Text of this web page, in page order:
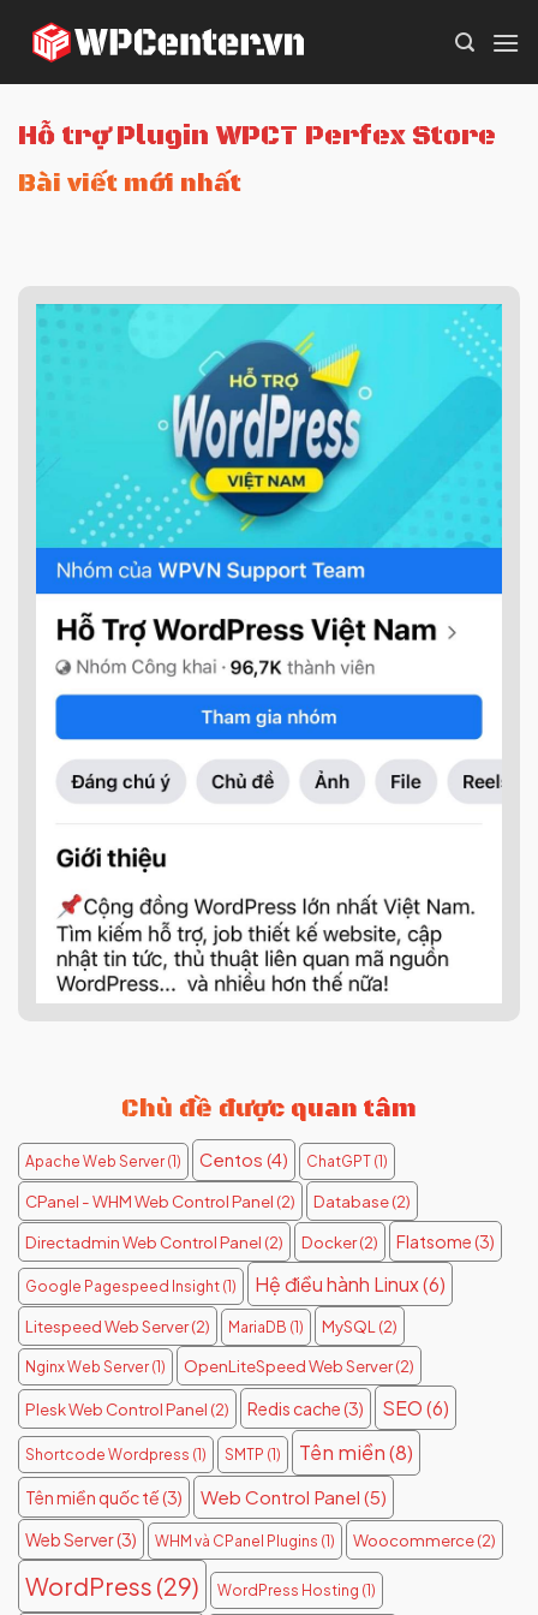
Hỗ trợ Plugin WPCT Perfex Store
Bài viết mới nhất
Chủ đề được quan tâm
Apache Web Server (1) Centos (4) ChatGPT (1)
CPanel - WHM Web Control Panel (2) Database(2)
Directadmin Web Control Panel (2) Docker(2) Flatsome(3)
Google Pagespeed Insight (1) Hệ điều hành Linux(6)
Litespeed Web Server(2) MariaDB (1) MySQL (2)
Nginx Web Server (1) OpenLiteSpeed Web Server(2)
Plesk Web Control Panel (2) Redis cache(3) SEO (6)
Shortcode Wordpress (1) SMTP (1) Tên miền(8)
Tên miền quốc tế(3) Web Control Panel (5)
Web Server(3) WHM và CPanel Plugins (1) Woocommerce(2)
WordPress (29) WordPress Hosting (1)